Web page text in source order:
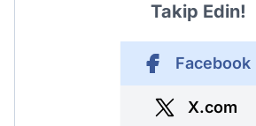
Takip Edin!
Facebook
X.com